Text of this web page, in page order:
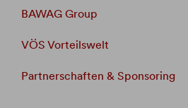
BAWAG Group
VÖS Vorteilswelt
Partnerschaften & Sponsoring